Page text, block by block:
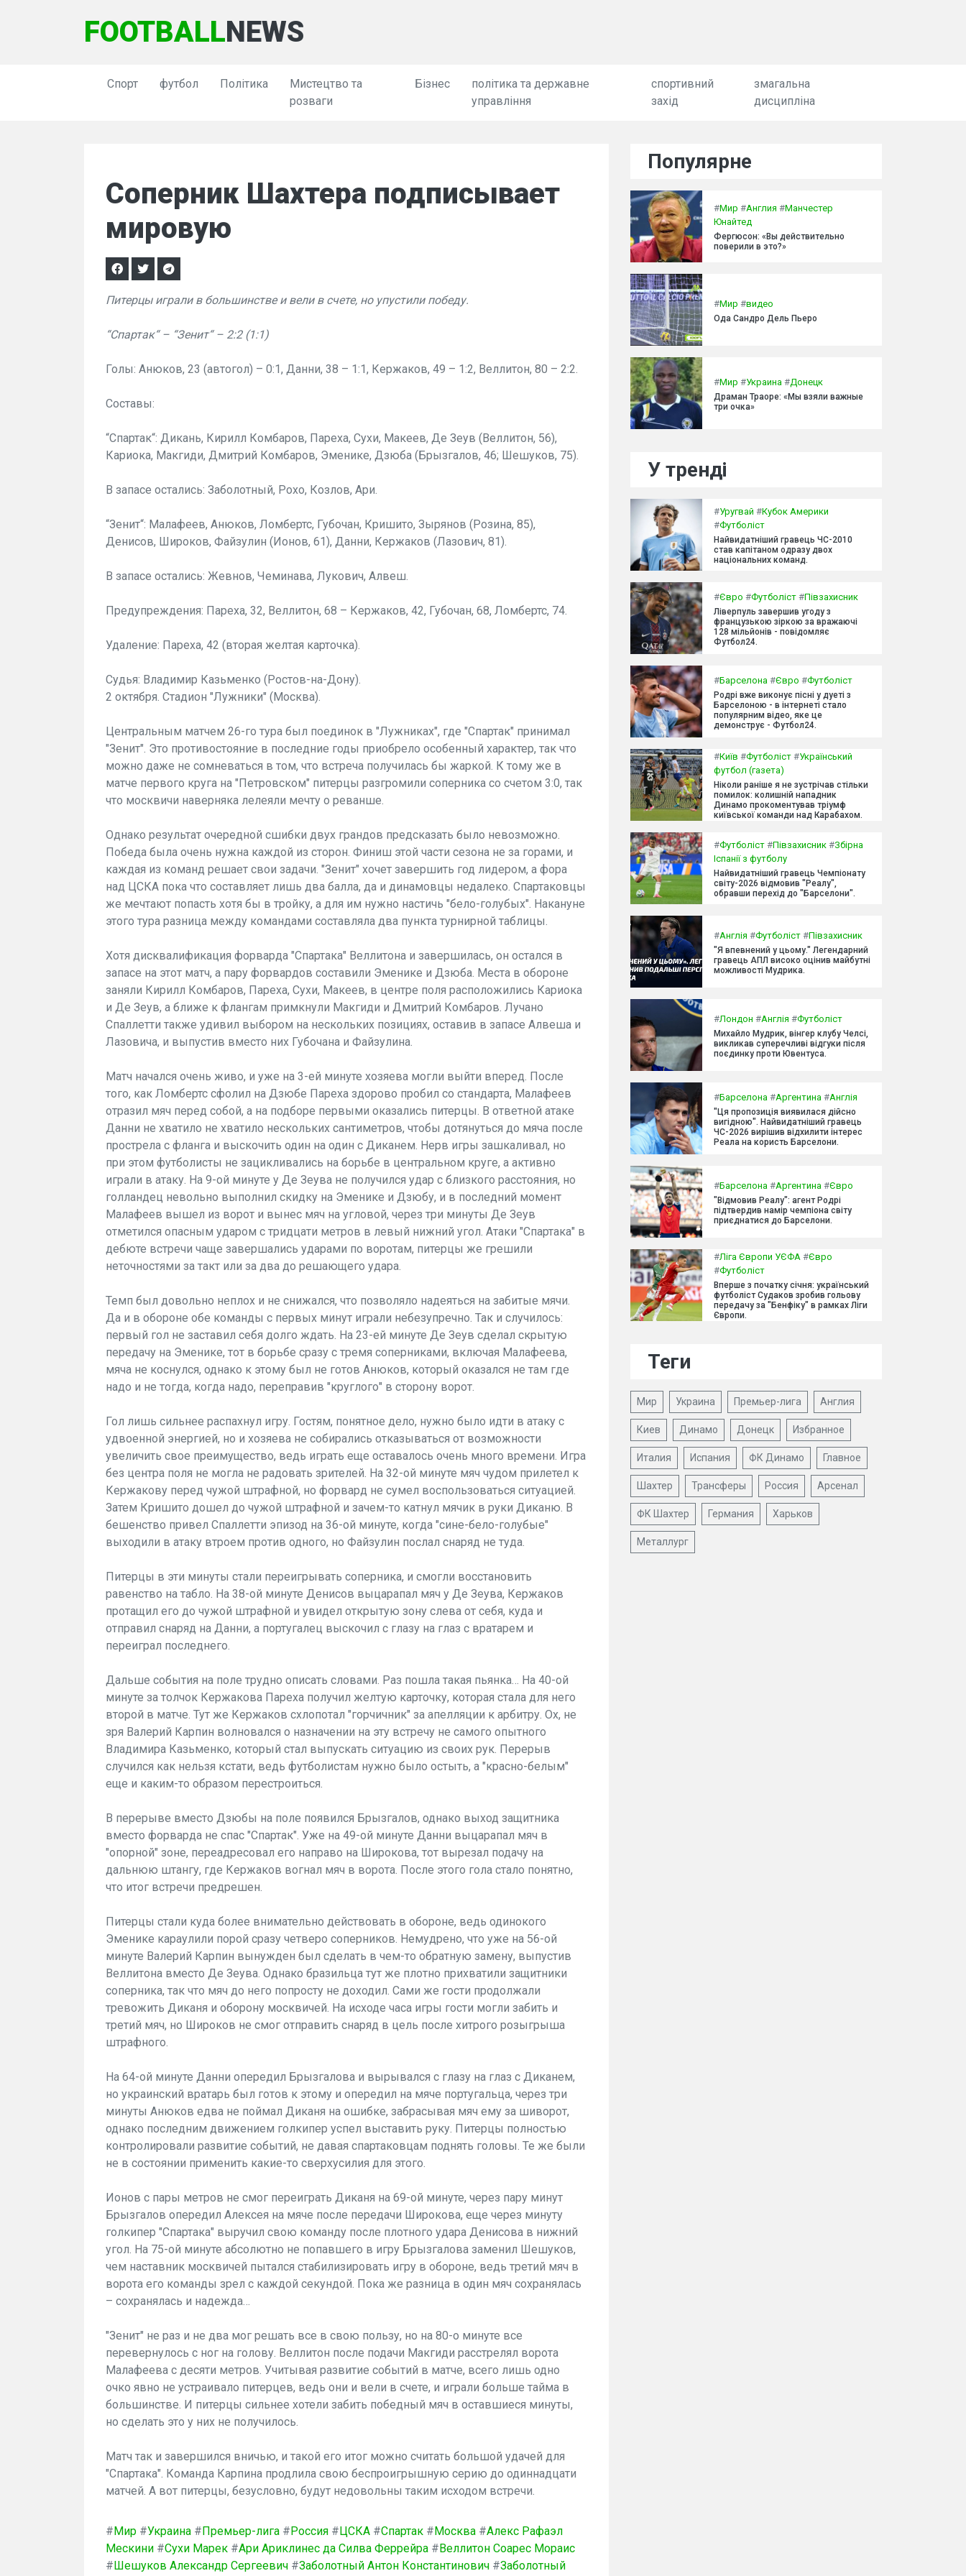
FOOTBALLNEWS
Спорт футбол Політика
Мистецтво та
розваги
Бізнес
політика та державне
управління
спортивний
захід
змагальна
дисципліна
Соперник Шахтера подписывает
мировую
Питерцы играли в большинстве и вели в счете, но упустили победу.
“Спартак“ – “Зенит“ – 2:2 (1:1)
Голы: Анюков, 23 (автогол) – 0:1, Данни, 38 – 1:1, Кержаков, 49 – 1:2, Веллитон, 80 – 2:2.
Составы:
“Спартак“: Дикань, Кирилл Комбаров, Пареха, Сухи, Макеев, Де Зеув (Веллитон, 56),
Кариока, Макгиди, Дмитрий Комбаров, Эменике, Дзюба (Брызгалов, 46; Шешуков, 75).
В запасе остались: Заболотный, Рохо, Козлов, Ари.
“Зенит“: Малафеев, Анюков, Ломбертс, Губочан, Кришито, Зырянов (Розина, 85),
Денисов, Широков, Файзулин (Ионов, 61), Данни, Кержаков (Лазович, 81).
В запасе остались: Жевнов, Чеминава, Лукович, Алвеш.
Предупреждения: Пареха, 32, Веллитон, 68 – Кержаков, 42, Губочан, 68, Ломбертс, 74.
Удаление: Пареха, 42 (вторая желтая карточка).
Судья: Владимир Казьменко (Ростов-на-Дону).
2 октября. Стадион "Лужники" (Москва).
Центральным матчем 26-го тура был поединок в "Лужниках", где "Спартак" принимал
"Зенит". Это противостояние в последние годы приобрело особенный характер, так что
можно даже не сомневаться в том, что встреча получилась бы жаркой. К тому же в
матче первого круга на "Петровском" питерцы разгромили соперника со счетом 3:0, так
что москвичи наверняка лелеяли мечту о реванше.
Однако результат очередной сшибки двух грандов предсказать было невозможно.
Победа была очень нужна каждой из сторон. Финиш этой части сезона не за горами, и
каждая из команд решает свои задачи. "Зенит" хочет завершить год лидером, а фора
над ЦСКА пока что составляет лишь два балла, да и динамовцы недалеко. Спартаковцы
же мечтают попасть хотя бы в тройку, а для им нужно настичь "бело-голубых". Накануне
этого тура разница между командами составляла два пункта турнирной таблицы.
Хотя дисквалификация форварда "Спартака" Веллитона и завершилась, он остался в
запасе на этот матч, а пару форвардов составили Эменике и Дзюба. Места в обороне
заняли Кирилл Комбаров, Пареха, Сухи, Макеев, в центре поля расположились Кариока
и Де Зеув, а ближе к флангам примкнули Макгиди и Дмитрий Комбаров. Лучано
Спаллетти также удивил выбором на нескольких позициях, оставив в запасе Алвеша и
Лазовича, и выпустив вместо них Губочана и Файзулина.
Матч начался очень живо, и уже на 3-ей минуте хозяева могли выйти вперед. После
того, как Ломбертс сфолил на Дзюбе Пареха здорово пробил со стандарта, Малафеев
отразил мяч перед собой, а на подборе первыми оказались питерцы. В ответной атаке
Данни не хватило не хватило нескольких сантиметров, чтобы дотянуться до мяча после
прострела с фланга и выскочить один на один с Диканем. Нерв игры зашкаливал, но
при этом футболисты не зацикливались на борьбе в центральном круге, а активно
играли в атаку. На 9-ой минуте у Де Зеува не получился удар с близкого расстояния, но
голландец невольно выполнил скидку на Эменике и Дзюбу, и в последний момент
Малафеев вышел из ворот и вынес мяч на угловой, через три минуты Де Зеув
отметился опасным ударом с тридцати метров в левый нижний угол. Атаки "Спартака" в
дебюте встречи чаще завершались ударами по воротам, питерцы же грешили
неточностями за такт или за два до решающего удара.
Темп был довольно неплох и не снижался, что позволяло надеяться на забитые мячи.
Да и в обороне обе команды с первых минут играли небезупречно. Так и случилось:
первый гол не заставил себя долго ждать. На 23-ей минуте Де Зеув сделал скрытую
передачу на Эменике, тот в борьбе сразу с тремя соперниками, включая Малафеева,
мяча не коснулся, однако к этому был не готов Анюков, который оказался не там где
надо и не тогда, когда надо, переправив "круглого" в сторону ворот.
Гол лишь сильнее распахнул игру. Гостям, понятное дело, нужно было идти в атаку с
удвоенной энергией, но и хозяева не собирались отказываться от возможности
увеличить свое преимущество, ведь играть еще оставалось очень много времени. Игра
без центра поля не могла не радовать зрителей. На 32-ой минуте мяч чудом прилетел к
Кержакову перед чужой штрафной, но форвард не сумел воспользоваться ситуацией.
Затем Кришито дошел до чужой штрафной и зачем-то катнул мячик в руки Диканю. В
бешенство привел Спаллетти эпизод на 36-ой минуте, когда "сине-бело-голубые"
выходили в атаку втроем против одного, но Файзулин послал снаряд не туда.
Питерцы в эти минуты стали переигрывать соперника, и смогли восстановить
равенство на табло. На 38-ой минуте Денисов выцарапал мяч у Де Зеува, Кержаков
протащил его до чужой штрафной и увидел открытую зону слева от себя, куда и
отправил снаряд на Данни, а португалец выскочил с глазу на глаз с вратарем и
переиграл последнего.
Дальше события на поле трудно описать словами. Раз пошла такая пьянка… На 40-ой
минуте за толчок Кержакова Пареха получил желтую карточку, которая стала для него
второй в матче. Тут же Кержаков схлопотал "горчичник" за апелляции к арбитру. Ох, не
зря Валерий Карпин волновался о назначении на эту встречу не самого опытного
Владимира Казьменко, который стал выпускать ситуацию из своих рук. Перерыв
случился как нельзя кстати, ведь футболистам нужно было остыть, а "красно-белым"
еще и каким-то образом перестроиться.
В перерыве вместо Дзюбы на поле появился Брызгалов, однако выход защитника
вместо форварда не спас "Спартак". Уже на 49-ой минуте Данни выцарапал мяч в
"опорной" зоне, переадресовал его направо на Широкова, тот вырезал подачу на
дальнюю штангу, где Кержаков вогнал мяч в ворота. После этого гола стало понятно,
что итог встречи предрешен.
Питерцы стали куда более внимательно действовать в обороне, ведь одинокого
Эменике караулили порой сразу четверо соперников. Немудрено, что уже на 56-ой
минуте Валерий Карпин вынужден был сделать в чем-то обратную замену, выпустив
Веллитона вместо Де Зеува. Однако бразильца тут же плотно прихватили защитники
соперника, так что мяч до него попросту не доходил. Сами же гости продолжали
тревожить Диканя и оборону москвичей. На исходе часа игры гости могли забить и
третий мяч, но Широков не смог отправить снаряд в цель после хитрого розыгрыша
штрафного.
На 64-ой минуте Данни опередил Брызгалова и вырывался с глазу на глаз с Диканем,
но украинский вратарь был готов к этому и опередил на мяче португальца, через три
минуты Анюков едва не поймал Диканя на ошибке, забрасывая мяч ему за шиворот,
однако последним движением голкипер успел выставить руку. Питерцы полностью
контролировали развитие событий, не давая спартаковцам поднять головы. Те же были
не в состоянии применить какие-то сверхусилия для этого.
Ионов с пары метров не смог переиграть Диканя на 69-ой минуте, через пару минут
Брызгалов опередил Алексея на мяче после передачи Широкова, еще через минуту
голкипер "Спартака" выручил свою команду после плотного удара Денисова в нижний
угол. На 75-ой минуте абсолютно не попавшего в игру Брызгалова заменил Шешуков,
чем наставник москвичей пытался стабилизировать игру в обороне, ведь третий мяч в
ворота его команды зрел с каждой секундой. Пока же разница в один мяч сохранялась
– сохранялась и надежда…
"Зенит" не раз и не два мог решать все в свою пользу, но на 80-о минуте все
перевернулось с ног на голову. Веллитон после подачи Макгиди расстрелял ворота
Малафеева с десяти метров. Учитывая развитие событий в матче, всего лишь одно
очко явно не устраивало питерцев, ведь они и вели в счете, и играли больше тайма в
большинстве. И питерцы сильнее хотели забить победный мяч в оставшиеся минуты,
но сделать это у них не получилось.
Матч так и завершился вничью, и такой его итог можно считать большой удачей для
"Спартака". Команда Карпина продлила свою беспроигрышную серию до одиннадцати
матчей. А вот питерцы, безусловно, будут недовольны таким исходом встречи.
#Мир #Украина #Премьер-лига #Россия #ЦСКА #Спартак #Москва #Алекс Рафаэл
Мескини #Сухи Марек #Ари Ариклинес да Силва Феррейра #Веллитон Соарес Мораис
#Шешуков Александр Сергеевич #Заболотный Антон Константинович #Заболотный
Популярне
#Мир #Англия #Манчестер
Юнайтед
Фергюсон: «Вы действительно
поверили в это?»
#Мир #видео
Ода Сандро Дель Пьеро
#Мир #Украина #Донецк
Драман Траоре: «Мы взяли важные
три очка»
У тренді
#Уругвай #Кубок Америки
#Футболіст
Найвидатніший гравець ЧС-2010
став капітаном одразу двох
національних команд.
#Євро #Футболіст #Півзахисник
Ліверпуль завершив угоду з
французькою зіркою за вражаючі
128 мільйонів - повідомляє
Футбол24.
#Барселона #Євро #Футболіст
Родрі вже виконує пісні у дуеті з
Барселоною - в інтернеті стало
популярним відео, яке це
демонструє - Футбол24.
#Київ #Футболіст #Український
футбол (газета)
Ніколи раніше я не зустрічав стільки
помилок: колишній нападник
Динамо прокоментував тріумф
київської команди над Карабахом.
#Футболіст #Півзахисник #Збірна
Іспанії з футболу
Найвидатніший гравець Чемпіонату
світу-2026 відмовив "Реалу",
обравши перехід до "Барселони".
#Англія #Футболіст #Півзахисник
"Я впевнений у цьому." Легендарний
гравець АПЛ високо оцінив майбутні
можливості Мудрика.
#Лондон #Англія #Футболіст
Михайло Мудрик, вінгер клубу Челсі,
викликав суперечливі відгуки після
поєдинку проти Ювентуса.
#Барселона #Аргентина #Англія
"Ця пропозиція виявилася дійсно
вигідною". Найвидатніший гравець
ЧС-2026 вирішив відхилити інтерес
Реала на користь Барселони.
#Барселона #Аргентина #Євро
"Відмовив Реалу": агент Родрі
підтвердив намір чемпіона світу
приєднатися до Барселони.
#Ліга Європи УЄФА #Євро
#Футболіст
Вперше з початку січня: український
футболіст Судаков зробив гольову
передачу за "Бенфіку" в рамках Ліги
Європи.
Теги
Мир Украина Премьер-лига Англия
Киев Динамо Донецк Избранное
Италия Испания ФК Динамо Главное
Шахтер Трансферы Россия Арсенал
ФК Шахтер Германия Харьков
Металлург